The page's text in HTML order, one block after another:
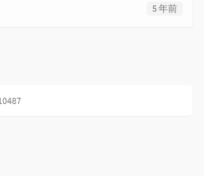
5 年前